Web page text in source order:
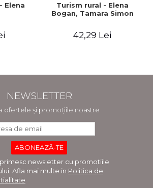
Elena
Turism rural - Elena
Bogan, Tamara Simon
42,29 Lei
NEWSLETTER
ofertele și promoțiile noastre
newsletter cu promotiile
Afla mai multe in Politica de